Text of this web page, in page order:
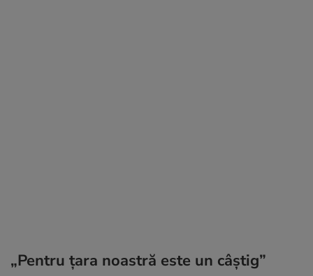
„Pentru țara noastră este un câștig”